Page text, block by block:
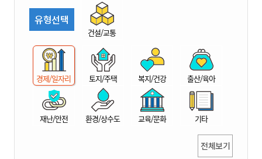
시
산
유형선택
건설/교통
경제/일자리 토지/주택 복지/건강 출산/육아
재난/안전 환경/상수도 교육/문화 기타
전체보기